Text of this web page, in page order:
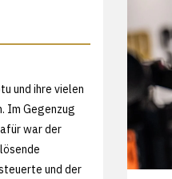
und ihre vielen
Im Gegenzug
war der
und der